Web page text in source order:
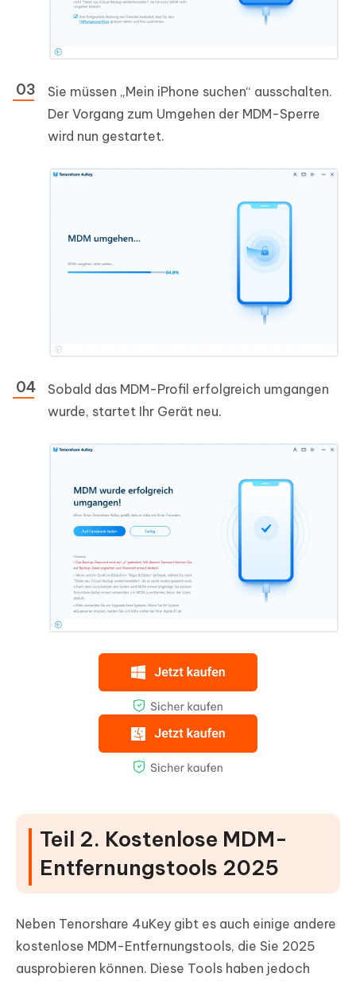
Sie müssen „Mein iPhone suchen“ ausschalten.
Der Vorgang zum Umgehen der MDM-Sperre
wird nun gestartet.
Sobald das MDM-Profil erfolgreich umgangen
wurde, startet Ihr Gerät neu.
Teil 2. Kostenlose MDM-
Entfernungstools 2025
Neben Tenorshare 4uKey gibt es auch einige andere
kostenlose MDM-Entfernungstools, die Sie 2025
ausprobieren können. Diese Tools haben jedoch